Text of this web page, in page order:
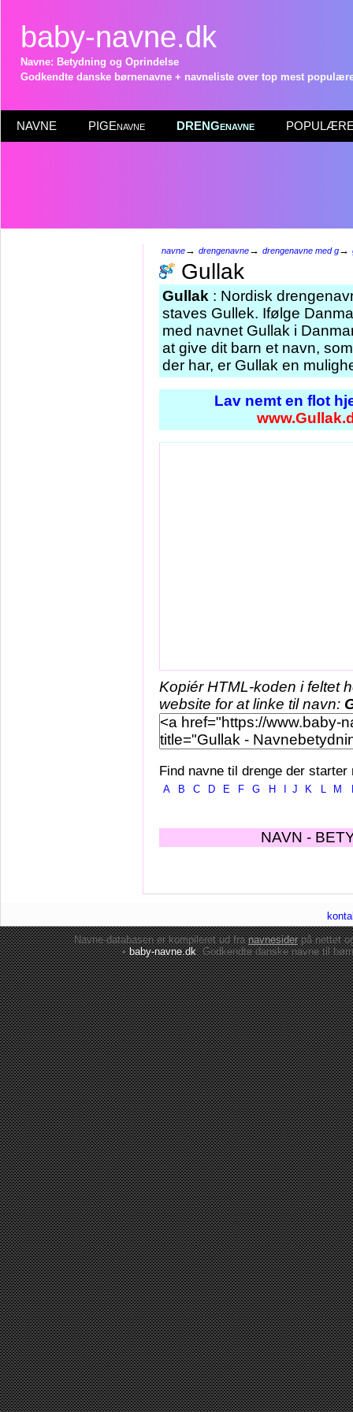
baby-navne.dk
Navne: Betydning og Oprindelse
Godkendte danske børnenavne + navneliste over top mest
NAVNE PIGEnavne DRENGenavne POPULÆRE
navne→ drengenavne→ drengenavne med g→
Gullak
Gullak : Nordisk
staves Gullek. Ifølge
med navnet Gullak i
at give dit barn et navn,
der har, er Gullak en
Lav nemt en flot
Kopiér HTML-koden i feltet
website for at linke til navn:
Find navne til drenge der starter
A B C D E F G H J K L M
NAVN -
Navne-databasen er kompileret ud franavnesiderpå nettet
•baby-navne.dk: Godkendte danskenavne til børn